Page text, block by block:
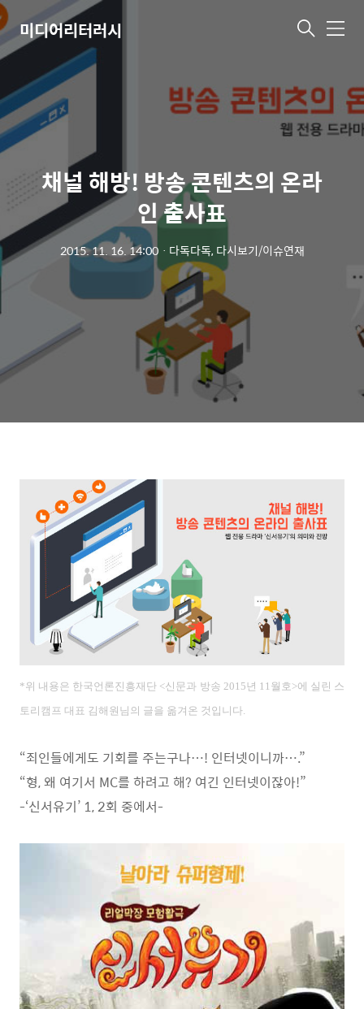
미디어리터러시 메
채널 해방! 방송 콘텐츠의 온라
인 출사표
2015. 11. 16. 14:00ㆍ 다독다독, 다시보기/이슈연재
*위 내용은 한국언론진흥재단 <신문과 방송 2015년 11 월호>에 실린 스
토리캠프 대표 김해원 님의 글을 옮겨온 것입니다.
“죄인들에게도 기회를 주는구나…! 인터넷이니까….”
“형, 왜 여기서 MC를 하려고 해? 여긴 인터넷이잖아!”
-‘신서유기’ 1, 2회 중에서-